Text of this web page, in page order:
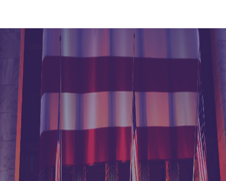
>港丰动态>
港丰受邀出席跨境电子
商务大讲堂，打响品牌升级战！
港丰受邀出席跨境电子商
务大讲堂，打响品牌升级
战！
2017.08.31
同类文章
企业出海战略合
规与运营设计圆
桌论坛北京站圆
港丰集团企业出
海战略合规圆桌
论坛（上海站）